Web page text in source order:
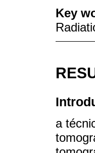
Key
a